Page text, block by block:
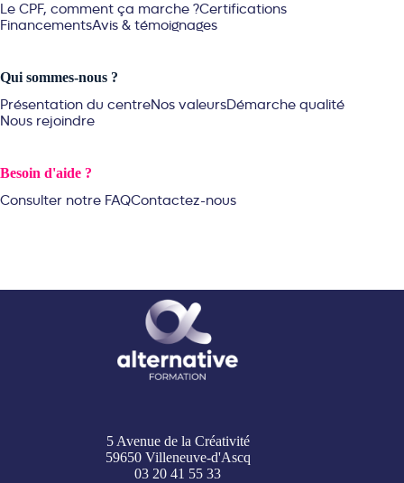
Le CPF, comment ça marche ?Certifications
FinancementsAvis & témoignages
Qui sommes-nous ?
Présentation du centreNos valeursDémarche qualité
Nous rejoindre
Besoin d'aide ?
Consulter notre FAQContactez-nous
5 Avenue de la Créativité
59650 Villeneuve-d'Ascq
03 20 41 55 33